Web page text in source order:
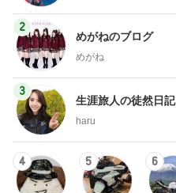
2
めがねのブログ
めがね
3
生涯旅人の徒然日記
haru
4 5 6